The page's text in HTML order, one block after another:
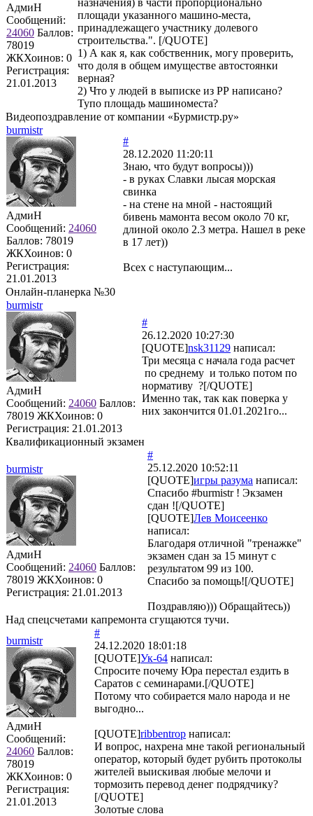
АдмиН
Сообщений:
24060 Баллов:
78019
ЖКХоинов: 0
Регистрация:
21.01.2013
площади указанного машино-места,
принадлежащего участнику долевого
строительства.". [/QUOTE]
1) А как я, как собственник, могу проверить,
что доля в общем имуществе автостоянки
верная?
2) Что у людей в выписке из РР написано?
Тупо площадь машиноместа?
Видеопоздравление от компании «Бурмистр.ру»
burmistr
АдмиН
Сообщений: 24060
Баллов: 78019
ЖКХоинов: 0
Регистрация:
21.01.2013
#
28.12.2020 11:20:11
Знаю, что будут вопросы)))
- в руках Славки лысая морская
свинка
- на стене на мной - настоящий
бивень мамонта весом около 70 кг,
длиной около 2.3 метра. Нашел в реке
в 17 лет))
Всех с наступающим...
Онлайн-планерка №30
burmistr
АдмиН
Сообщений: 24060 Баллов:
78019 ЖКХоинов: 0
Регистрация: 21.01.2013
#
26.12.2020 10:27:30
[QUOTE]nsk31129 написал:
Три месяца с начала года расчет
по среднему и только потом по
нормативу ?[/QUOTE]
Именно так, так как поверка у
них закончится 01.01.2021го...
Квалификационный экзамен
burmistr
АдмиН
Сообщений: 24060 Баллов:
78019 ЖКХоинов: 0
Регистрация: 21.01.2013
#
25.12.2020 10:52:11
[QUOTE]игры разума написал:
Спасибо #burmistr ! Экзамен
сдан ![/QUOTE]
[QUOTE]Лев Моисеенко
написал:
Благодаря отличной "тренажке"
экзамен сдан за 15 минут с
результатом 99 из 100.
Спасибо за помощь![/QUOTE]
Поздравляю))) Обращайтесь))
Над спецсчетами капремонта сгущаются тучи.
burmistr
АдмиН
Сообщений:
24060 Баллов:
78019
ЖКХоинов: 0
Регистрация:
21.01.2013
#
24.12.2020 18:01:18
[QUOTE]Ук-64 написал:
Спросите почему Юра перестал ездить в
Саратов с семинарами.[/QUOTE]
Потому что собирается мало народа и не
выгодно...
[QUOTE]ribbentrop написал:
И вопрос, нахрена мне такой региональный
оператор, который будет рубить протоколы
жителей выискивая любые мелочи и
тормозить перевод денег подрядчику?
[/QUOTE]
Золотые слова